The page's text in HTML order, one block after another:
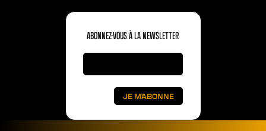
ABONNEZ-VOUS À LA NEWSLETTER